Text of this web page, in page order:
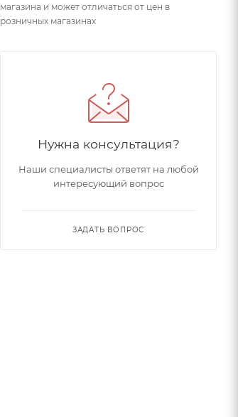
магазина и может отличаться от цен в
розничных магазинах
Нужна консультация?
Наши специалисты ответят на любой
интересующий вопрос
ЗАДАТЬ ВОПРОС